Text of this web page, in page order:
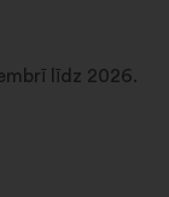
līdz 2026.